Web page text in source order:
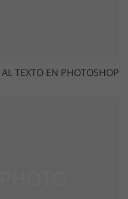
TEXTO EN PHOTOSHOP